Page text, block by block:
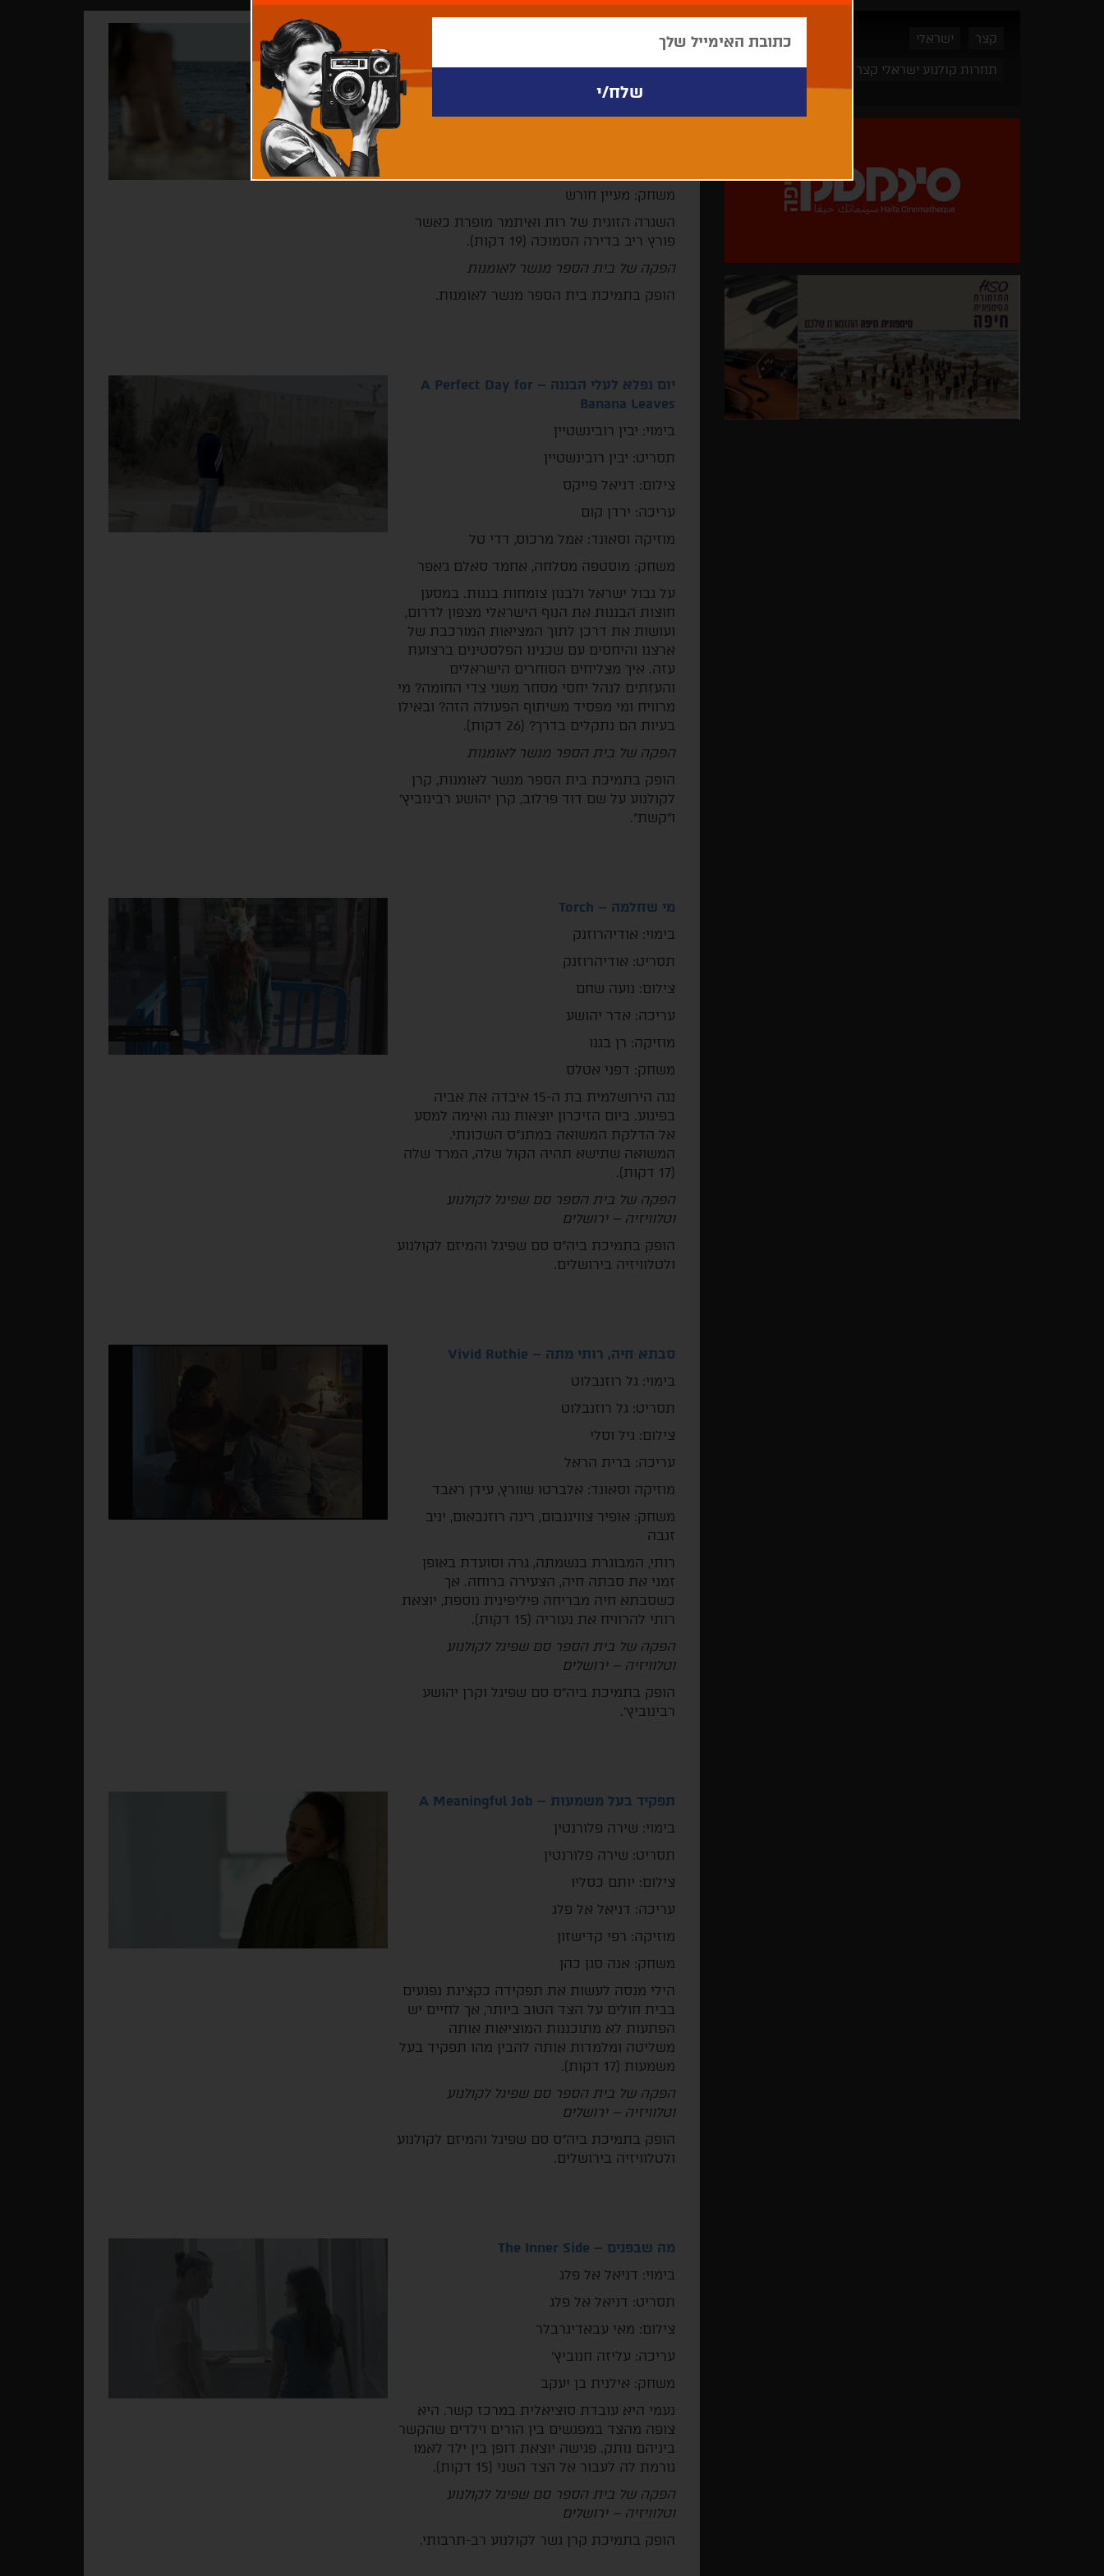
קצר ישראלי
תחרות קולנוע ישראלי קצר 2017
יום חול –
תסריט: דניאל פייקס
צילום: אהוד איתן
משחק: מעיין חורש
השגרה הזוגית של רות ואיתמר מופרת כאשר
פורץ ריב בדירה הסמוכה (19 דקות).
הפקה של בית הספר מנשר לאומנות
הופק בתמיכת בית הספר מנשר לאומנות.
יום נפלא לעלי הבננה – A Perfect Day for
Banana Leaves
­בימוי: יבין רובינשטיין
תסריט: יבין רובינשטיין
צילום: דניאל פייקס
עריכה: ירדן קום
מוזיקה וסאונד: אמל מרכוס, דדי טל
משחק: מוסטפה מסלחה, אחמד סאלם ג'אפר
על גבול ישראל ולבנון צומחות בננות. במסען
חוצות הבננות את הנוף הישראלי מצפון לדרום,
ועושות את דרכן לתוך המציאות המורכבת של
ארצנו והיחסים עם שכנינו הפלסטינים ברצועת
עזה. איך מצליחים הסוחרים הישראלים
והעזתים לנהל יחסי מסחר משני צדי החומה? מי
מרוויח ומי מפסיד משיתוף הפעולה הזה? ובאילו
בעיות הם נתקלים בדרך? (26 דקות).
הפקה של בית הספר מנשר לאומנות
הופק בתמיכת בית הספר מנשר לאומנות, קרן
לקולנוע על שם דוד פרלוב, קרן יהושע רבינוביץ'
ו"קשת".
מי שחלמה – Torch
­בימוי: אודיהרוזנק
תסריט: אודיהרוזנק
צילום: נועה שחם
עריכה: אדר יהושע
מוזיקה: רן בגנו
משחק: דפני אטלס
נגה הירושלמית בת ה-15 איבדה את אביה
בפיגוע. ביום הזיכרון יוצאות נגה ואימה למסע
אל הדלקת המשואה במתנ"ס השכונתי.
המשואה שתישא תהיה הקול שלה, המרד שלה
(17 דקות).
הפקה של בית הספר סם שפיגל לקולנוע
וטלוויזיה – ירושלים
הופק בתמיכת ביה"ס סם שפיגל והמיזם לקולנוע
ולטלוויזיה בירושלים.
סבתא חיה, רותי מתה – Vivid Ruthie
­בימוי: גל רוזנבלוט
תסריט: גל רוזנבלוט
צילום: גיל וסלי
עריכה: ברית הראל
מוזיקה וסאונד: אלברטו שוורץ, עידן ראבד
משחק: אופיר צוויגנבום, רינה רוזנבאום, יניב
זנבה
רותי, המבוגרת בנשמתה, גרה וסועדת באופן
זמני את סבתה חיה, הצעירה ברוחה. אך
כשסבתא חיה מבריחה פיליפינית נוספת, יוצאת
רותי להרוויח את נעוריה (15 דקות).
הפקה של בית הספר סם שפיגל לקולנוע
וטלוויזיה – ירושלים
הופק בתמיכת ביה"ס סם שפיגל וקרן יהושע
רבינוביץ'.
תפקיד בעל משמעות – A Meaningful Job
­בימוי: שירה פלורנטין
תסריט: שירה פלורנטין
צילום: יותם כסליו
עריכה: דניאל אל פלג
מוזיקה: רפי קדישזון
משחק: אנה סגן כהן
הילי מנסה לעשות את תפקידה כקצינת נפגעים
בבית חולים על הצד הטוב ביותר, אך לחיים יש
הפתעות לא מתוכננות המוציאות אותה
משליטה ומלמדות אותה להבין מהו תפקיד בעל
משמעות (17 דקות).
הפקה של בית הספר סם שפיגל לקולנוע
וטלוויזיה – ירושלים
הופק בתמיכת ביה"ס סם שפיגל והמיזם לקולנוע
ולטלוויזיה בירושלים.
מה שבפנים – The Inner Side
­בימוי: דניאל אל פלג
תסריט: דניאל אל פלג
צילום: מאי עבאדיגרבלר
עריכה: עליזה חנוביץ'
משחק: אילנית בן יעקב
נעמי היא עובדת סוציאלית במרכז קשר. היא
צופה מהצד במפגשים בין הורים וילדים שהקשר
ביניהם נותק. פגישה יוצאת דופן בין ילד לאמו
גורמת לה לעבור אל הצד השני (15 דקות).
הפקה של בית הספר סם שפיגל לקולנוע
וטלוויזיה – ירושלים
הופק בתמיכת קרן גשר לקולנוע רב-תרבותי.